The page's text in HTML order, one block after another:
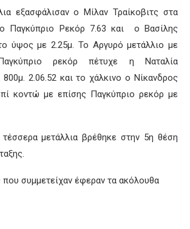
εξασφάλισαν ο Μίλαν Τραίκοβιτς στα
Παγκύπριο Ρεκόρ 7.63 και ο Βασίλης
ύψος με 2.25μ. Το Αργυρό μετάλλιο με
ρεκόρ πέτυχε η Ναταλία
800μ. 2.06.52 και το χάλκινο ο Νίκανδρος
κοντώ με επίσης Παγκύπριο ρεκόρ με
μετάλλια βρέθηκε στην 5η θέση
που συμμετείχαν έφεραν τα ακόλουθα